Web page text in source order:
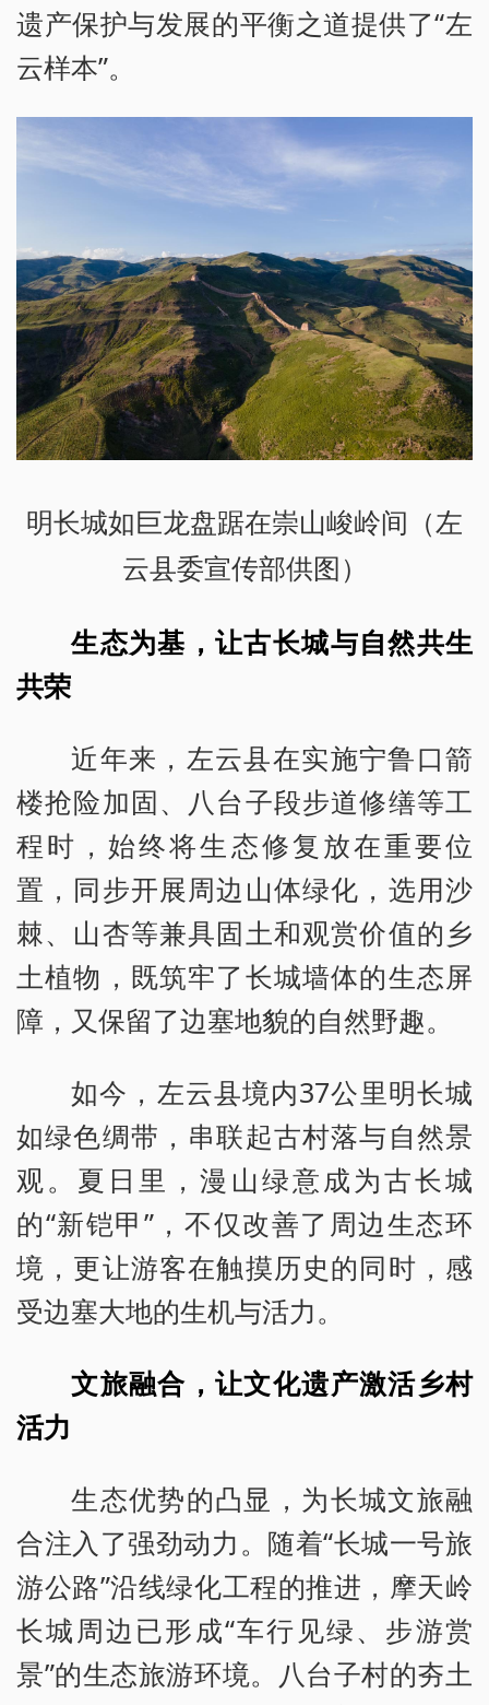
遗产保护与发展的平衡之道提供了“左
云样本”。
明长城如巨龙盘踞在崇山峻岭间（左
云县委宣传部供图）
生态为基，让古长城与自然共生
共荣
近年来，左云县在实施宁鲁口箭
楼抢险加固、八台子段步道修缮等工
程时，始终将生态修复放在重要位
置，同步开展周边山体绿化，选用沙
棘、山杏等兼具固土和观赏价值的乡
土植物，既筑牢了长城墙体的生态屏
障，又保留了边塞地貌的自然野趣。
如今，左云县境内37公里明长城
如绿色绸带，串联起古村落与自然景
观。夏日里，漫山绿意成为古长城
的“新铠甲”，不仅改善了周边生态环
境，更让游客在触摸历史的同时，感
受边塞大地的生机与活力。
文旅融合，让文化遗产激活乡村
活力
生态优势的凸显，为长城文旅融
合注入了强劲动力。随着“长城一号旅
游公路”沿线绿化工程的推进，摩天岭
长城周边已形成“车行见绿、步游赏
景”的生态旅游环境。八台子村的夯土